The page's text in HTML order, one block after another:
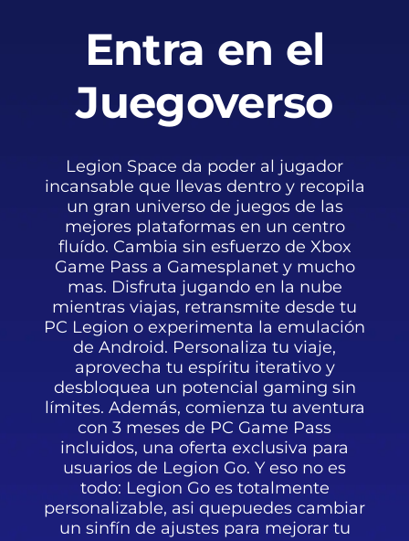
Entra en el
Juegoverso
Legion Space da poder al jugador
incansable que llevas dentro y recopila
un gran universo de juegos de las
mejores plataformas en un centro
fluído. Cambia sin esfuerzo de Xbox
Game Pass a Gamesplanet y mucho
mas. Disfruta jugando en la nube
mientras viajas, retransmite desde tu
PC Legion o experimenta la emulación
de Android. Personaliza tu viaje,
aprovecha tu espíritu iterativo y
desbloquea un potencial gaming sin
límites. Además, comienza tu aventura
con 3 meses de PC Game Pass
incluidos, una oferta exclusiva para
usuarios de Legion Go. Y eso no es
todo: Legion Go es totalmente
personalizable, asi quepuedes cambiar
un sinfín de ajustes para mejorar tu